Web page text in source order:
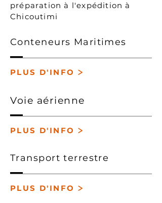
préparation à l'expédition à
Chicoutimi
Conteneurs Maritimes
PLUS D'INFO >
Voie aérienne
PLUS D'INFO >
Transportterrestre
PLUS D'INFO >